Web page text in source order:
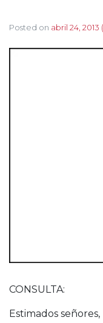
Posted on abril 24, 2013
CONSULTA:
Estimados señores,